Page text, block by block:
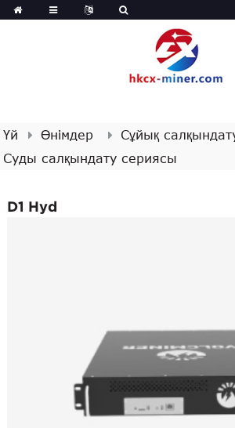
Үй Өнімдер
Сұйық
Суды салқындату сериясы
D1 Hyd